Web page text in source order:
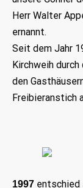
Herr Walter
ernannt.
Seit dem Jahr
Kirchweih
den
Freibieranstich
1997 entschied